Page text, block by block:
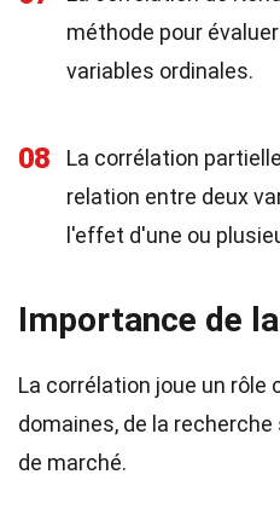
méthode pour
variables ordinales.
08
La corrélation
relation entre deux
l'effet d'une ou
Importance de
La corrélation joue un rôle
domaines, de la
de marché.